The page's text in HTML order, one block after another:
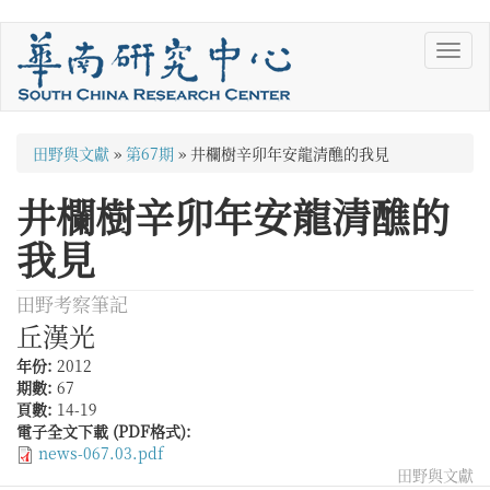
您
在
這
裡
田野與文獻 » 第67期 » 井欄樹辛卯年安龍清醮的我見
井欄樹辛卯年安龍清醮的
我見
田野考察筆記
丘漢光
年份: 2012
期數: 67
頁數: 14-19
電子全文下載 (PDF格式):
news-067.03.pdf
田野與文獻